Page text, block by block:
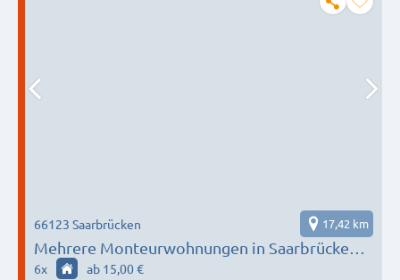
Mehrere Monteurwohnungen in Saarbrücken
für bis zu 6 Personen – Einzelbetten, Küche,
66123 Saarbrücken 17,42 km
6x ab 15,00 €